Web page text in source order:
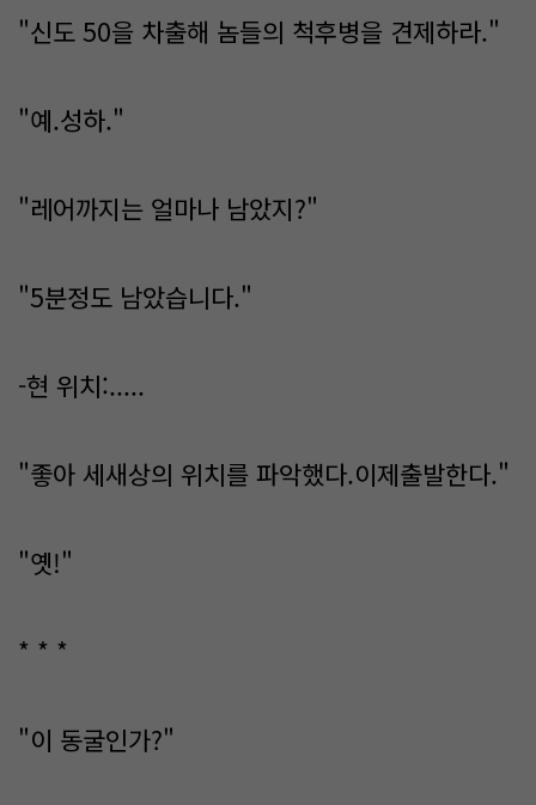
"신도 50을 차출해 놈들의 척후병을 견제하라."
"예.성하."
"레어까지는 얼마나 남았지?"
"5분정도 남았습니다."
-현 위치:.....
"좋아 세새상의 위치를 파악했다.이제출발한다."
"옛!"
* * *
"이 동굴인가?"